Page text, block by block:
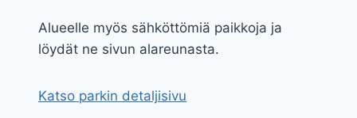
Alueelle myös sähköttömiä paikkoja ja
löydät ne sivun alareunasta.
Katso parkin detaljisivu